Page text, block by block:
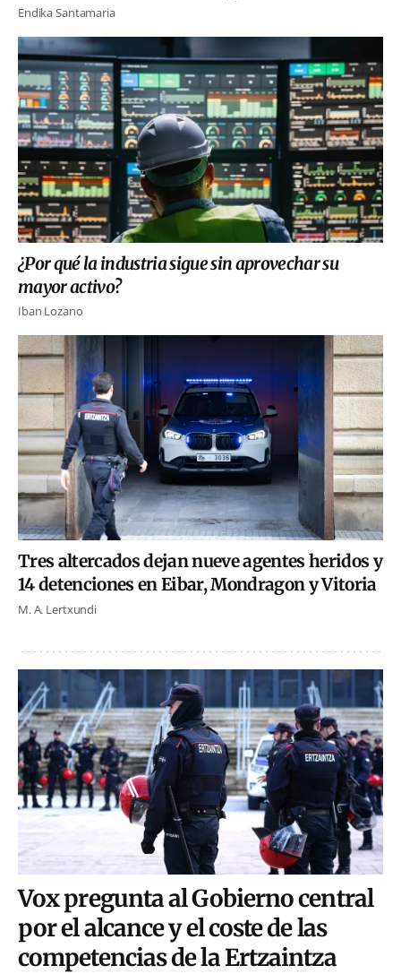
Endika Santamaria
¿Por qué la industria sigue sin aprovechar su
mayor activo?
Iban Lozano
Tres altercados dejan nueve agentes heridos y
14 detenciones en Eibar, Mondragon y Vitoria
M. A. Lertxundi
Vox pregunta al Gobierno central
por el alcance y el coste de las
competencias de la Ertzaintza